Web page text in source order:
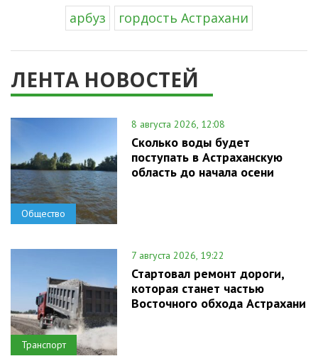
арбуз
гордость Астрахани
ЛЕНТА НОВОСТЕЙ
Общество
8 августа 2026, 12:08
Сколько воды будет
поступать в Астраханскую
область до начала осени
Транспорт
7 августа 2026, 19:22
Стартовал ремонт дороги,
которая станет частью
Восточного обхода Астрахани